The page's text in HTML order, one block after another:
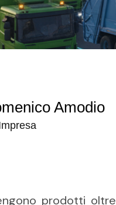
Amodio
prodotti oltre